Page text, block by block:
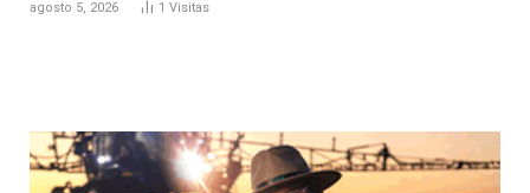
agosto 5, 2026 1 Visitas